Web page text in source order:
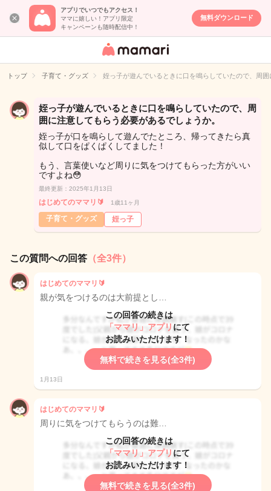
アプリでいつでもアクセス！
ママに嬉しい！アプリ限定
キャンペーンも随時配信中！
無料ダウンロード
女性専用匿名QA
イト
トップ 子育て・グッズ 姪っ子が遊んでいるときに口を鳴らしていたので、周
姪っ子が遊んでいるときに口を鳴らしていたので、周
囲に注意してもらう必要があるでしょうか。
姪っ子が口を鳴らして遊んでたところ、帰ってきたら真
似して口をぱくぱくしてました！
もう、言葉使いなど周りに気をつけてもらった方がいい
ですよね😳
最終更新：2025年1月13日
はじめてのママリ🔰 1歳11ヶ月
子育て・グッズ 姪っ子
この質問への回答 （全3件）
はじめてのママリ🔰
親が気をつけるのは大前提とし…
この回答の続きは
「ママリ」アプリ にて
お読みいただけます！
無料で続きを見る(全3件)
1月13日
はじめてのママリ🔰
周りに気をつけてもらうのは難…
この回答の続きは
「ママリ」アプリ にて
お読みいただけます！
無料で続きを見る(全3件)